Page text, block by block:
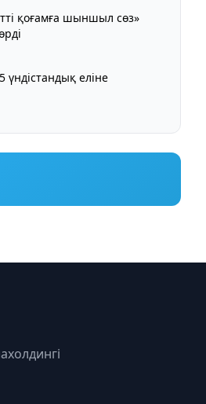
қоғамға шыншыл сөз»
еліне